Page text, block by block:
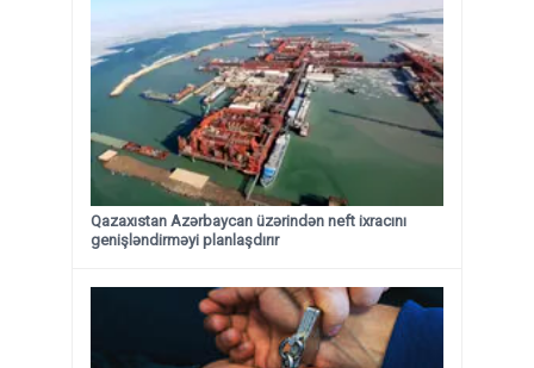
Qazaxıstan Azərbaycan üzərindən neft ixracını
genişləndirməyi planlaşdırır